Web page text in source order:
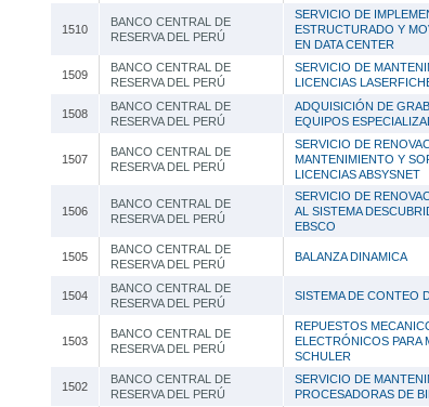
1510
BANCO CENTRAL DE
RESERVA DEL PERÚ
SERVICIO DE
ESTRUCTURADO Y
EN DATA CENTER
1509
BANCO CENTRAL DE
RESERVA DEL PERÚ
SERVICIO DE
LICENCIAS
1508
BANCO CENTRAL DE
RESERVA DEL PERÚ
ADQUISICIÓN DE
EQUIPOS
1507
BANCO CENTRAL DE
RESERVA DEL PERÚ
SERVICIO DE
MANTENIMIENTO Y
LICENCIAS ABSYSNET
1506
BANCO CENTRAL DE
RESERVA DEL PERÚ
SERVICIO DE
AL SISTEMA
EBSCO
1505
BANCO CENTRAL DE
RESERVA DEL PERÚ
BALANZA DINAMICA
1504
BANCO CENTRAL DE
RESERVA DEL PERÚ
SISTEMA DE CONTEO
1503
BANCO CENTRAL DE
RESERVA DEL PERÚ
REPUESTOS
ELECTRÓNICOS PARA
SCHULER
1502
BANCO CENTRAL DE
RESERVA DEL PERÚ
SERVICIO DE
PROCESADORAS DE